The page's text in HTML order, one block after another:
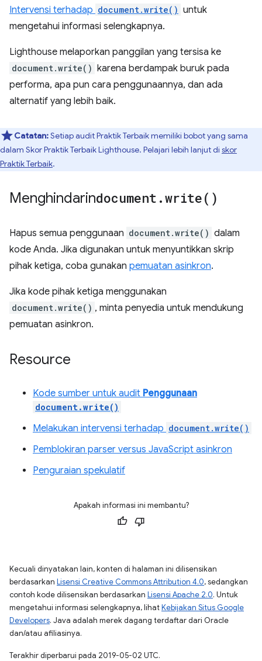
Intervensi terhadap document.write() untuk
mengetahui informasi selengkapnya.
Lighthouse melaporkan panggilan yang tersisa ke
document.write() karena berdampak buruk pada
performa, apa pun cara penggunaannya, dan ada
alternatif yang lebih baik.
Catatan:Setiap audit Praktik Terbaik memiliki bobot yang sama
dalam Skor Praktik Terbaik Lighthouse. Pelajari lebih lanjut di skor
Praktik Terbaik.
Menghindarindocument .write( )
Hapus semua penggunaan document.write() dalam
kode Anda. Jika digunakan untuk menyuntikkan skrip
pihak ketiga, coba gunakan pemuatan asinkron.
Jika kode pihak ketiga menggunakan
document.write() , minta penyedia untuk mendukung
pemuatan asinkron.
Resource
Kode sumber untuk audit Penggunaan
document.write()
Melakukan intervensi terhadap document.write()
Pemblokiran parser versus JavaScript asinkron
Penguraian spekulatif
Apakah informasi ini membantu?
Kecuali dinyatakan lain, konten di halaman ini dilisensikan
berdasarkan Lisensi Creative Commons Attribution 4.0, sedangkan
contoh kode dilisensikan berdasarkan Lisensi Apache 2.0. Untuk
mengetahui informasi selengkapnya, lihatKebijakan Situs Google
Developers. Java adalah merek dagang terdaftar dari Oracle
dan/atau afiliasinya.
Terakhir diperbarui pada 2019-05-02 UTC.